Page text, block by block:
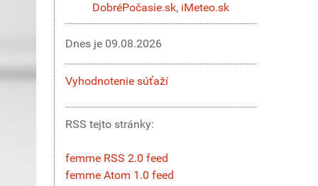
DobréPočasie.sk, iMeteo.sk
Dnes je 09.08.2026
Vyhodnotenie súťaží
RSS tejto stránky:
femme RSS 2.0 feed
femme Atom 1.0 feed